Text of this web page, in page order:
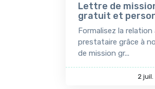
Lettre de
gratuit et
Formalisez la
prestataire grâce à
de mission gr...
2